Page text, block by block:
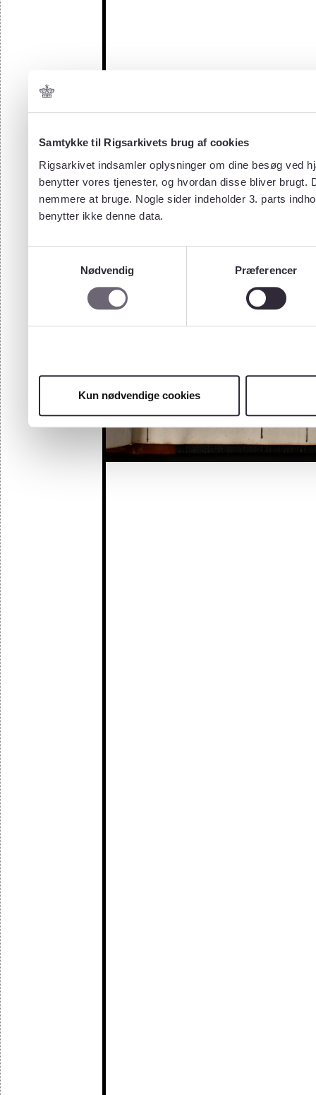
Samtykke til Rigsarkivets brug af cookies
Rigsarkivet indsamler oplysninger om dine besøg ved
benytter vores tjenester, og hvordan disse bliver
nemmere at bruge. Nogle sider indeholder 3. parts
benytter ikke denne data.
Nødvendig
Præferencer
Kun nødvendige cookies